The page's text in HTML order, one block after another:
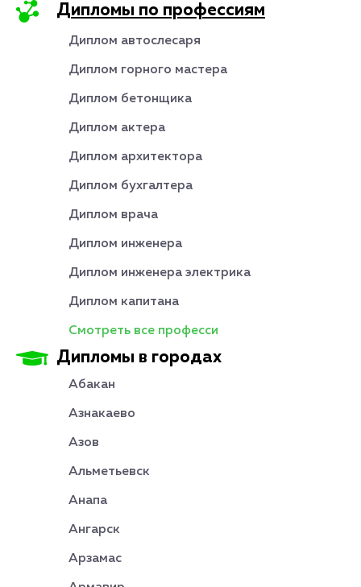
Дипломы по профессиям
Диплом автослесаря
Диплом горного мастера
Диплом бетонщика
Диплом актера
Диплом архитектора
Диплом бухгалтера
Диплом врача
Диплом инженера
Диплом инженера электрика
Диплом капитана
Смотреть все професси
Дипломы в городах
Абакан
Азнакаево
Азов
Альметьевск
Анапа
Ангарск
Арзамас